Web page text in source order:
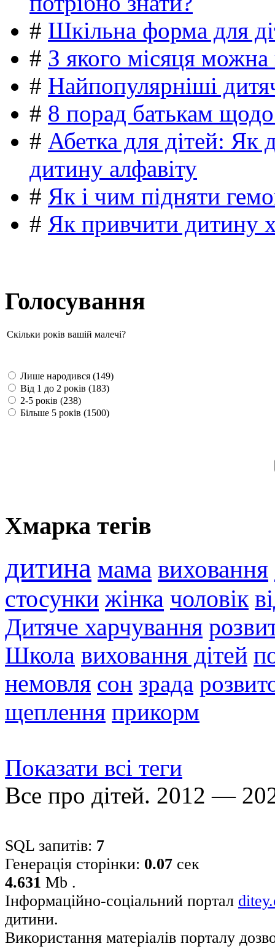
# Шкільна форма для
# З якого місяця можна
# Найпопулярніші
# 8 порад батькам
# Абетка для дітей: Як
дитину алфавіту
# Як і чим підняти
# Як привчити дитину
Голосування
Скільки років вашій малечі?
Лише народився (149)
Від 1 до 2 років (183)
2-5 років (238)
Більше 5 років (1500)
Хмарка тегів
дитина мама виховання
стосунки жінка чоловік
Дитяче харчування
Школа виховання дітей
немовля сон зрада
щеплення прикорм
Показати всі теги
Все про дітей. 2012 —
SQL запитів: 7
Генерація сторінки: 0.07 сек
4.631 Mb .
Інформаційно-соціальний портал
дитини.
Використання матеріалів порталу